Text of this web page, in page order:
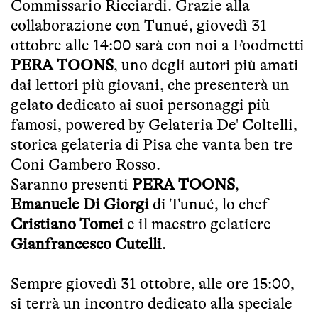
Commissario Ricciardi. Grazie alla
collaborazione con Tunué, giovedì 31
ottobre alle 14:00 sarà con noi a Foodmetti
PERA TOONS, uno degli autori più amati
dai lettori più giovani, che presenterà un
gelato dedicato ai suoi personaggi più
famosi, powered by Gelateria De' Coltelli,
storica gelateria di Pisa che vanta ben tre
Coni Gambero Rosso.
Saranno presenti PERA TOONS,
Emanuele Di Giorgi di Tunué, lo chef
Cristiano Tomei e il maestro gelatiere
Gianfrancesco Cutelli.
Sempre giovedì 31 ottobre, alle ore 15:00,
si terrà un incontro dedicato alla speciale